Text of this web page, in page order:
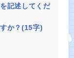
記述してくだ
か？(15字)